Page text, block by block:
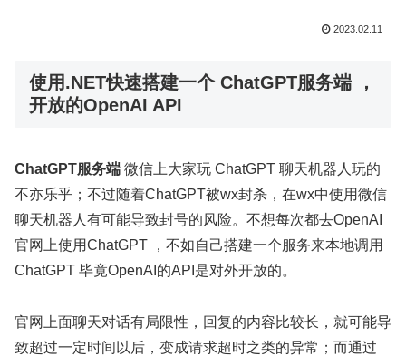
2023.02.11
使用.NET快速搭建一个 ChatGPT服务端 ，
开放的OpenAI API
ChatGPT服务端 微信上大家玩 ChatGPT 聊天机器人玩的
不亦乐乎；不过随着ChatGPT被wx封杀，在wx中使用微信
聊天机器人有可能导致封号的风险。不想每次都去OpenAI
官网上使用ChatGPT ，不如自己搭建一个服务来本地调用
ChatGPT 毕竟OpenAI的API是对外开放的。
官网上面聊天对话有局限性，回复的内容比较长，就可能导
致超过一定时间以后，变成请求超时之类的异常；而通过